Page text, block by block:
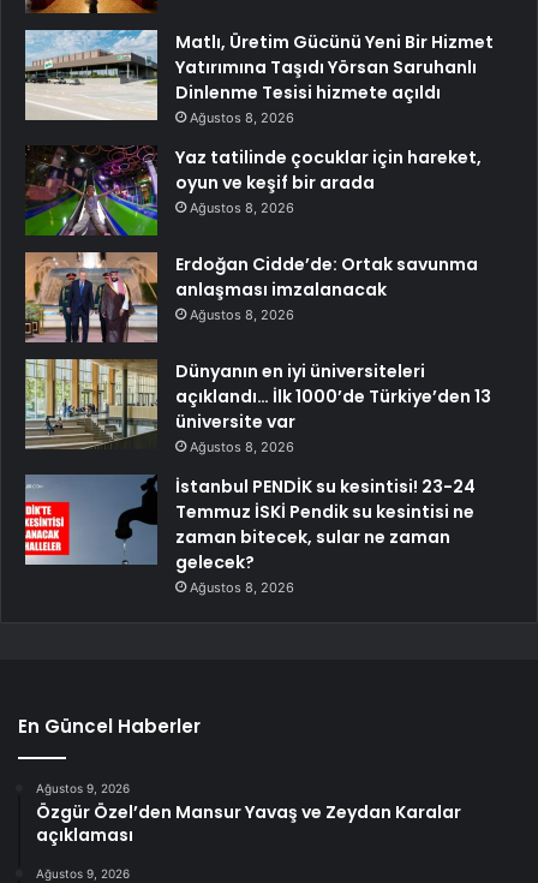
Matlı, Üretim Gücünü Yeni Bir Hizmet
Yatırımına Taşıdı Yörsan Saruhanlı
Dinlenme Tesisi hizmete açıldı
Ağustos 8, 2026
Yaz tatilinde çocuklar için hareket,
oyun ve keşif bir arada
Ağustos 8, 2026
Erdoğan Cidde’de: Ortak savunma
anlaşması imzalanacak
Ağustos 8, 2026
Dünyanın en iyi üniversiteleri
açıklandı… İlk 1000’de Türkiye’den 13
üniversite var
Ağustos 8, 2026
İstanbul PENDİK su kesintisi! 23-24
Temmuz İSKİ Pendik su kesintisi ne
zaman bitecek, sular ne zaman
gelecek?
Ağustos 8, 2026
En Güncel Haberler
Ağustos 9, 2026
Özgür Özel’den Mansur Yavaş ve Zeydan Karalar
açıklaması
Ağustos 9, 2026